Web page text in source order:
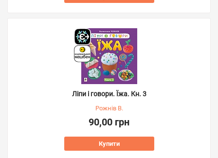
Ліпи і говори. Їжа. Кн. 3
Рожнів В.
90,00 грн
Купити